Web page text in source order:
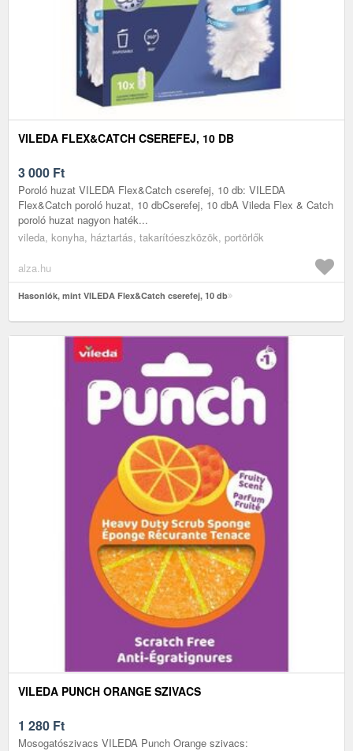
VILEDA FLEX&CATCH CSEREFEJ, 10 DB
3 000 Ft
Poroló huzat VILEDA Flex&Catch cserefej, 10 db: VILEDA
Flex&Catch poroló huzat, 10 dbCserefej, 10 dbA Vileda Flex & Catch
poroló huzat nagyon haték...
vileda, konyha, háztartás, takarítóeszközök, portörlők
alza.hu
Hasonlók, mint VILEDA Flex&Catch cserefej, 10 db
VILEDA PUNCH ORANGE SZIVACS
1 280 Ft
Mosogatószivacs VILEDA Punch Orange szivacs: